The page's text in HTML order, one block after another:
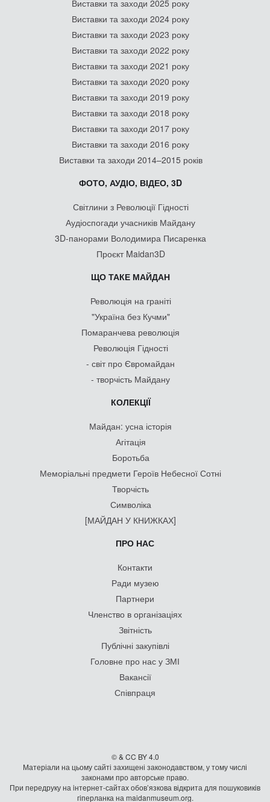
Виставки та заходи 2025 року
Виставки та заходи 2024 року
Виставки та заходи 2023 року
Виставки та заходи 2022 року
Виставки та заходи 2021 року
Виставки та заходи 2020 року
Виставки та заходи 2019 року
Виставки та заходи 2018 року
Виставки та заходи 2017 року
Виставки та заходи 2016 року
Виставки та заходи 2014–2015 років
ФОТО, АУДІО, ВІДЕО, 3D
Світлини з Революції Гідності
Аудіоспогади учасників Майдану
3D-панорами Володимира Писаренка
Проєкт Maidan3D
ЩО ТАКЕ МАЙДАН
Революція на граніті
"Україна без Кучми"
Помаранчева революція
Революція Гідності
- світ про Євромайдан
- творчість Майдану
КОЛЕКЦІЇ
Майдан: усна історія
Агітація
Боротьба
Меморіальні предмети Героїв Небесної Сотні
Творчість
Символіка
[МАЙДАН У КНИЖКАХ]
ПРО НАС
Контакти
Ради музею
Партнери
Членство в організаціях
Звітність
Публічні закупівлі
Головне про нас у ЗМІ
Вакансії
Співпраця
© & CC BY 4.0
Матеріали на цьому сайті захищені законодавством, у тому числі
законами про авторське право.
При передруку на iнтернет-сайтах обов’язкова відкрита для пошуковиків
гiперланка на maidanmuseum.org.